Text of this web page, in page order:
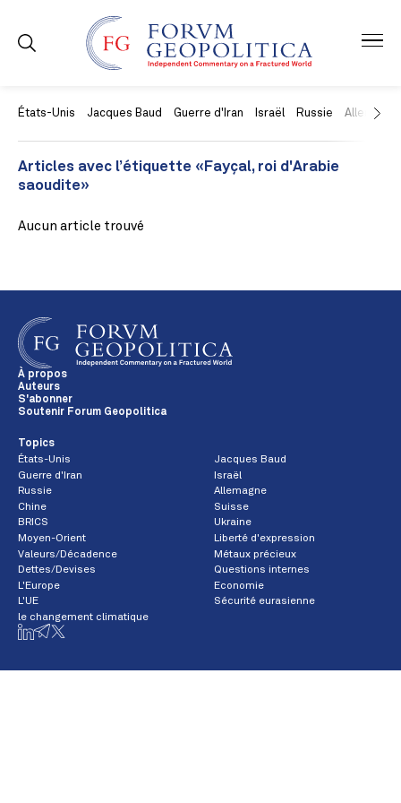
États-Unis Jacques Baud Guerre d'Iran Israël Russie Allemagne
Articles avec l’étiquette «Fayçal, roi d'Arabie
saoudite»
Aucun article trouvé
À propos
Auteurs
S'abonner
Soutenir Forum Geopolitica
Topics
États-Unis
Jacques Baud
Guerre d'Iran
Israël
Russie
Allemagne
Chine
Suisse
BRICS
Ukraine
Moyen-Orient
Liberté d'expression
Valeurs/Décadence
Métaux précieux
Dettes/Devises
Questions internes
L'Europe
Economie
L'UE
Sécurité eurasienne
le changement climatique